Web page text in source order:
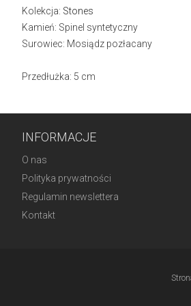
Kolekcja: Stones
Kamień: Spinel syntetyczny
Surowiec: Mosiądz pozłacany
Przedłużka: 5 cm
INFORMACJE
O nas
Polityka prywatności
Regulamin newslettera
Kontakt